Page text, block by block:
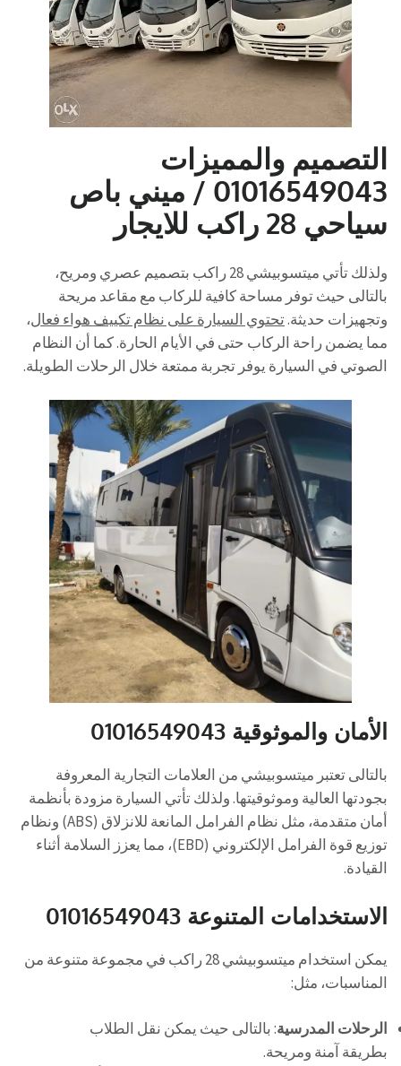
التصميم والمميزات
01016549043 / ميني باص
سياحي 28 راكب للايجار
ولذلك تأتي ميتسوبيشي 28 راكب بتصميم عصري ومريح،
بالتالى حيث توفر مساحة كافية للركاب مع مقاعد مريحة
وتجهيزات حديثة.تحتوي السيارة على نظام تكييف هواء فعال،
مما يضمن راحة الركاب حتى في الأيام الحارة. كما أن النظام
الصوتي في السيارة يوفر تجربة ممتعة خلال الرحلات الطويلة.
الأمان والموثوقية 01016549043
بالتالى تعتبر ميتسوبيشي من العلامات التجارية المعروفة
بجودتها العالية وموثوقيتها. ولذلك تأتي السيارة مزودة بأنظمة
أمان متقدمة، مثل نظام الفرامل المانعة للانزلاق (ABS) ونظام
توزيع قوة الفرامل الإلكتروني (EBD)، مما يعزز السلامة أثناء
القيادة.
الاستخدامات المتنوعة 01016549043
يمكن استخدام ميتسوبيشي 28 راكب في مجموعة متنوعة من
المناسبات، مثل:
الرحلات المدرسية: بالتالى حيث يمكن نقل الطلاب
بطريقة آمنة ومريحة.